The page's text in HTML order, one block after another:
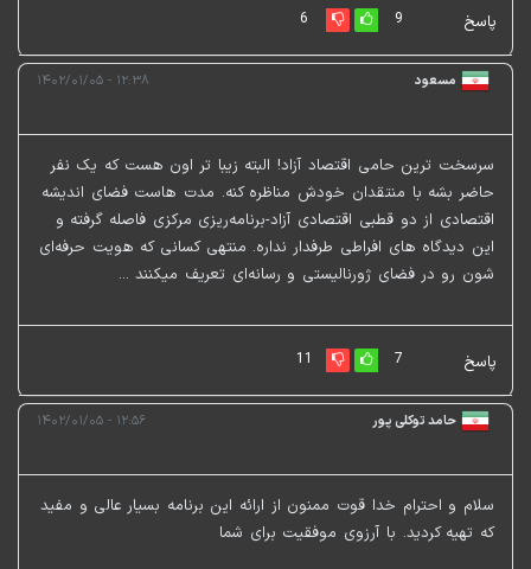
پاسخ 9
6
مسعود ۱۲:۳۸ - ۱۴۰۲/۰۱/۰۵
سرسخت ترین حامی اقتصاد آزاد! البته زیبا تر اون هست که یک نفر
حاضر بشه با منتقدان خودش مناظره کنه. مدت هاست فضای اندیشه
اقتصادی از دو قطبی اقتصادی آزاد-برنامه‌ریزی مرکزی فاصله گرفته و
این دیدگاه های افراطی طرفدار نداره. منتهی کسانی که هویت حرفه‌ای
شون رو در فضای ژورنالیستی و رسانه‌ای تعریف میکنند ...
پاسخ 7
11
حامد توکلی پور ۱۲:۵۶ - ۱۴۰۲/۰۱/۰۵
سلام و احترام خدا قوت ممنون از ارائه این برنامه بسیار عالی و مفید
که تهیه کردید. با آرزوی موفقیت برای شما